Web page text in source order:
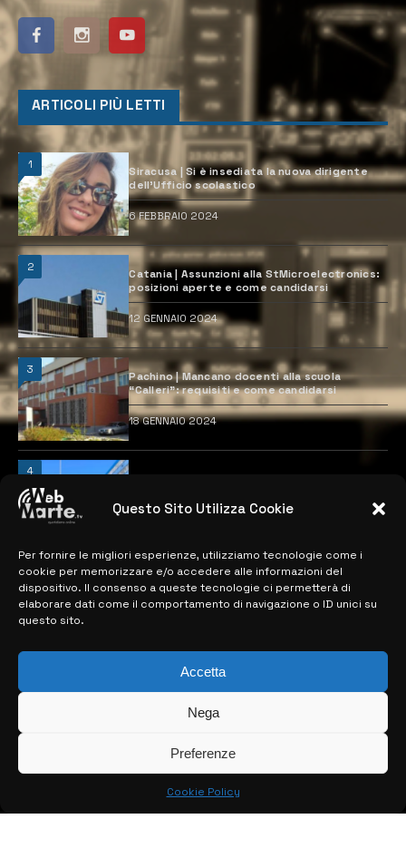
Questo Sito Utilizza Cookie
Per fornire le migliori esperienze, utilizziamo tecnologie come i
cookie per memorizzare e/o accedere alle informazioni del
dispositivo. Il consenso a queste tecnologie ci permetterà di
elaborare dati come il comportamento di navigazione o ID unici su
questo sito.
Accetta
Nega
Preferenze
Cookie Policy
ARTICOLI PIÙ LETTI
1
Siracusa | Si è insediata la nuova dirigente
dell’Ufficio scolastico
6 FEBBRAIO 2024
2
Catania | Assunzioni alla StMicroelectronics:
posizioni aperte e come candidarsi
12 GENNAIO 2024
3
Pachino | Mancano docenti alla scuola
“Calleri”: requisiti e come candidarsi
18 GENNAIO 2024
4
previste
MAPPA DEL SITO